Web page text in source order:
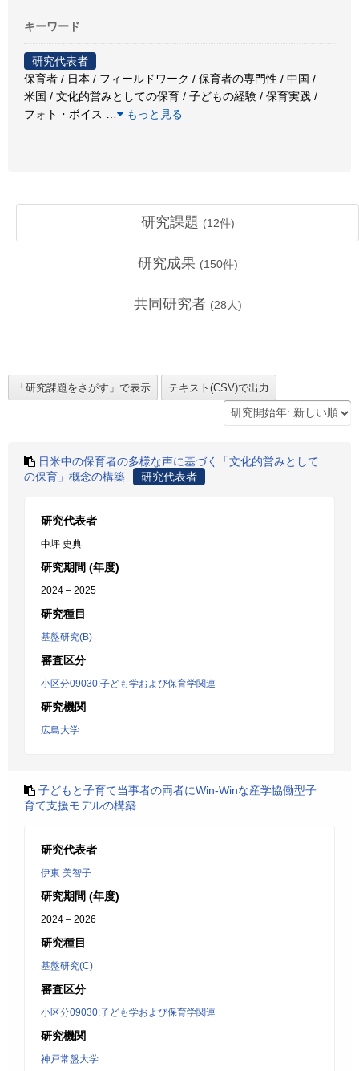
キーワード
研究代表者
保育者 / 日本 / フィールドワーク / 保育者の専門性 / 中国 /
米国 / 文化的営みとしての保育 / 子どもの経験 / 保育実践 /
フォト・ボイス
もっと見る
研究課題 (12件)
研究成果 (150件)
共同研究者 (28 人)
日米中の保育者の多様な声に基づく「文化的営みとして
の保育」概念の構築
研究代表者
研究代表者
中坪 史典
研究期間 (年度)
2024 – 2025
研究種目
基盤研究(B)
審査区分
小区分09030:子ども学および保育学関連
研究機関
広島大学
子どもと子育て当事者の両者にWin-Winな産学協働型子
育て支援モデルの構築
研究代表者
伊東 美智子
研究期間 (年度)
2024 – 2026
研究種目
基盤研究(C)
審査区分
小区分09030:子ども学および保育学関連
研究機関
神戸常盤大学